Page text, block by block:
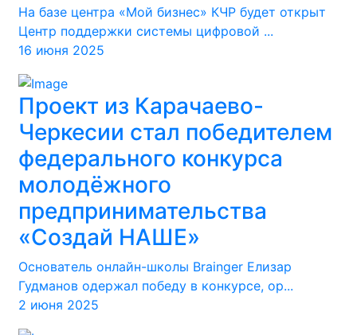
На базе центра «Мой бизнес» КЧР будет открыт
Центр поддержки системы цифровой ...
16 июня 2025
Проект из Карачаево-
Черкесии стал победителем
федерального конкурса
молодёжного
предпринимательства
«Создай НАШЕ»
Основатель онлайн-школы Brainger Елизар
Гудманов одержал победу в конкурсе, ор...
2 июня 2025